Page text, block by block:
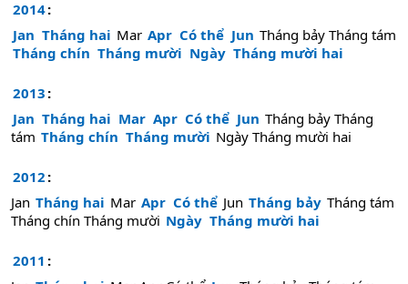
2014:
Jan Tháng hai Mar Apr Có thể Jun Tháng bảy Tháng tám
Tháng chín Tháng mười Ngày Tháng mười hai
2013 :
Jan Tháng hai Mar Apr Có thể Jun Tháng bảy Tháng
tám Tháng chín Tháng mười Ngày Tháng mười hai
2012 :
Jan Tháng hai Mar Apr Có thể Jun Tháng bảy Tháng tám
Tháng chín Tháng mười Ngày Tháng mười hai
2011 :